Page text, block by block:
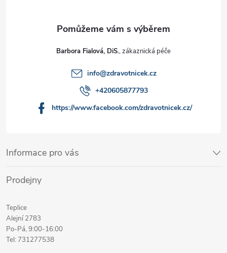
Informace pro vás
Prodejny
Teplice
Alejní 2783
Po-Pá, 9:00-16:00
Tel: 731277538
Barbora Fialová, DiS.
info@zdravotnicek.cz
+420605877793
https://www.facebook.com/zdravotnicek.cz/